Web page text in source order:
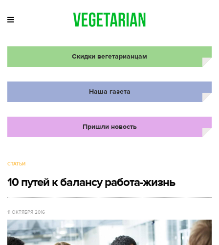
Скидки вегетарианцам
Наша газета
Пришли новость
СТАТЬИ
10 путей к балансу работа-жизнь
11 ОКТЯБРЯ 2016